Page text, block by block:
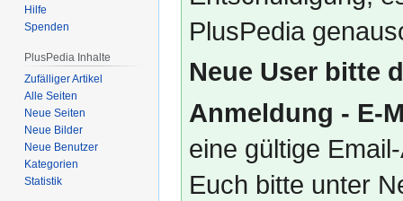
PlusPedia
Neue User bitte
Anmeldung - E-
eine gültige
Euch bitte unter
Hilfe
Spenden
PlusPedia Inhalte
Zufälliger Artikel
Alle Seiten
Neue Seiten
Neue Bilder
Neue Benutzer
Kategorien
Statistik